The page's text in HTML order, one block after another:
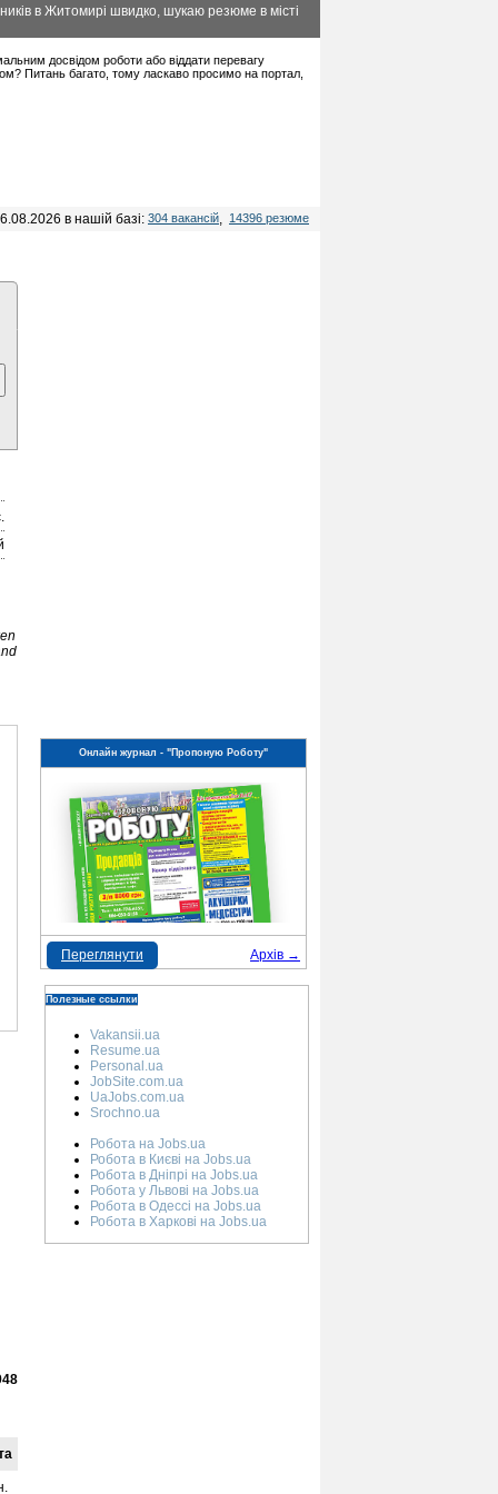
в Житомирі швидко, шукаю резюме в місті
досвідом роботи або віддати перевагу
Питань багато, тому ласкаво просимо на портал,
в нашій базі: 304 вакансій, 14396 резюме
Онлайн журнал - "Пропоную Роботу"
Архів →
Переглянути
Полезные ссылки
Vakansii.ua
Resume.ua
Personal.ua
JobSite.com.ua
UaJobs.com.ua
Srochno.ua
Робота на Jobs.ua
Робота в Києві на Jobs.ua
Робота в Дніпрі на Jobs.ua
Робота у Львові на Jobs.ua
Робота в Одессі на Jobs.ua
Робота в Харкові на Jobs.ua